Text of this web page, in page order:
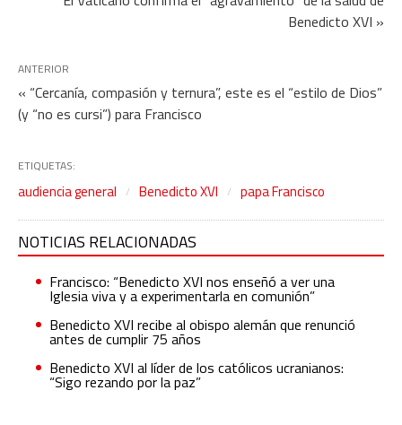
Benedicto XVI »
ANTERIOR
« “Cercanía, compasión y ternura”, este es el “estilo de Dios”
(y “no es cursi”) para Francisco
ETIQUETAS:
audiencia general Benedicto XVI papa Francisco
NOTICIAS RELACIONADAS
Francisco: “Benedicto XVI nos enseñó a ver una
Iglesia viva y a experimentarla en comunión”
Benedicto XVI recibe al obispo alemán que renunció
antes de cumplir 75 años
Benedicto XVI al líder de los católicos ucranianos:
“Sigo rezando por la paz”